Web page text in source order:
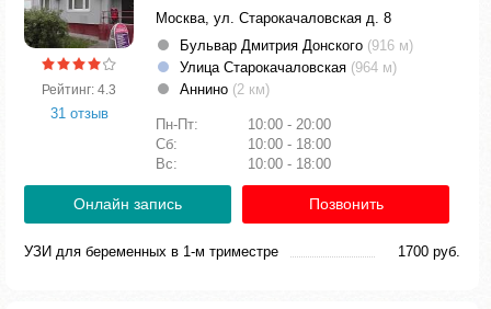
Рейтинг: 4.3
31 отзыв
Москва, ул. Старокачаловская д. 8
Бульвар Дмитрия Донского (916 м)
Улица Старокачаловская (964 м)
Аннино (2 км)
Пн-Пт:
10:00 - 20:00
Сб:
10:00 - 18:00
Вс:
10:00 - 18:00
Онлайн запись Позвонить
УЗИ для беременных в 1-м триместре 1700 руб.